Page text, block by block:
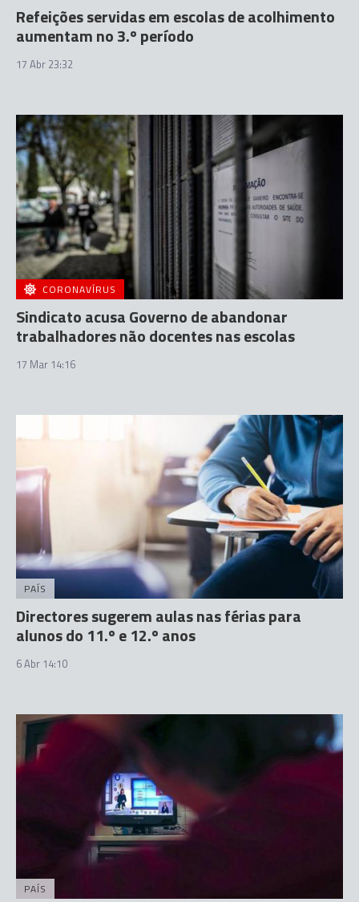
Refeições servidas em escolas de acolhimento
aumentam no 3.º período
17 Abr 23:32
CORONAVÍRUS
Sindicato acusa Governo de abandonar
trabalhadores não docentes nas escolas
17 Mar 14:16
PAÍS
Directores sugerem aulas nas férias para
alunos do 11.º e 12.º anos
6 Abr 14:10
PAÍS